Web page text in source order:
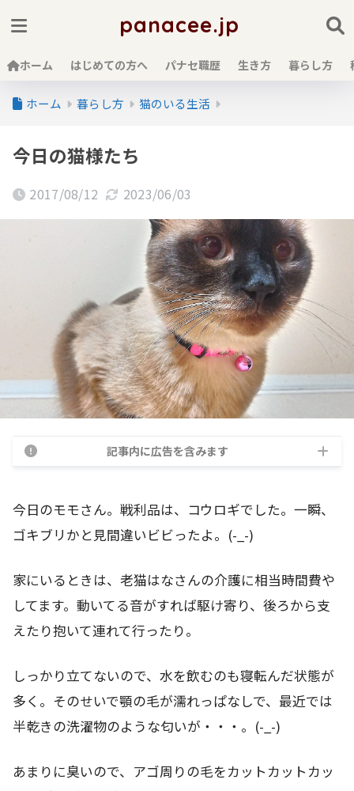
panacee.jp
ホーム はじめての方へ パナセ職歴 生き方 暮らし方
ホーム 暮らし方 猫のいる生活
今日の猫様たち
2017/08/12 2023/06/03
記事内に広告を含みます
今日のモモさん。戦利品は、コウロギでした。一瞬、
ゴキブリかと見間違いビビったよ。(-_-)
家にいるときは、老猫はなさんの介護に相当時間費や
してます。動いてる音がすれば駆け寄り、後ろから支
えたり抱いて連れて行ったり。
しっかり立てないので、水を飲むのも寝転んだ状態が
多く。そのせいで顎の毛が濡れっぱなしで、最近では
半乾きの洗濯物のような匂いが・・・。(-_-)
あまりに臭いので、アゴ周りの毛をカットカットカッ